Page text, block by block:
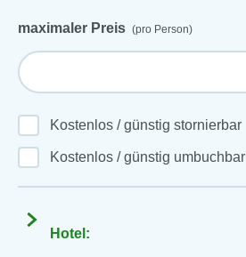
maximaler Preis (pro Person)
Kostenlos / günstig stornierbar
Kostenlos / günstig umbuchbar
Hotel: